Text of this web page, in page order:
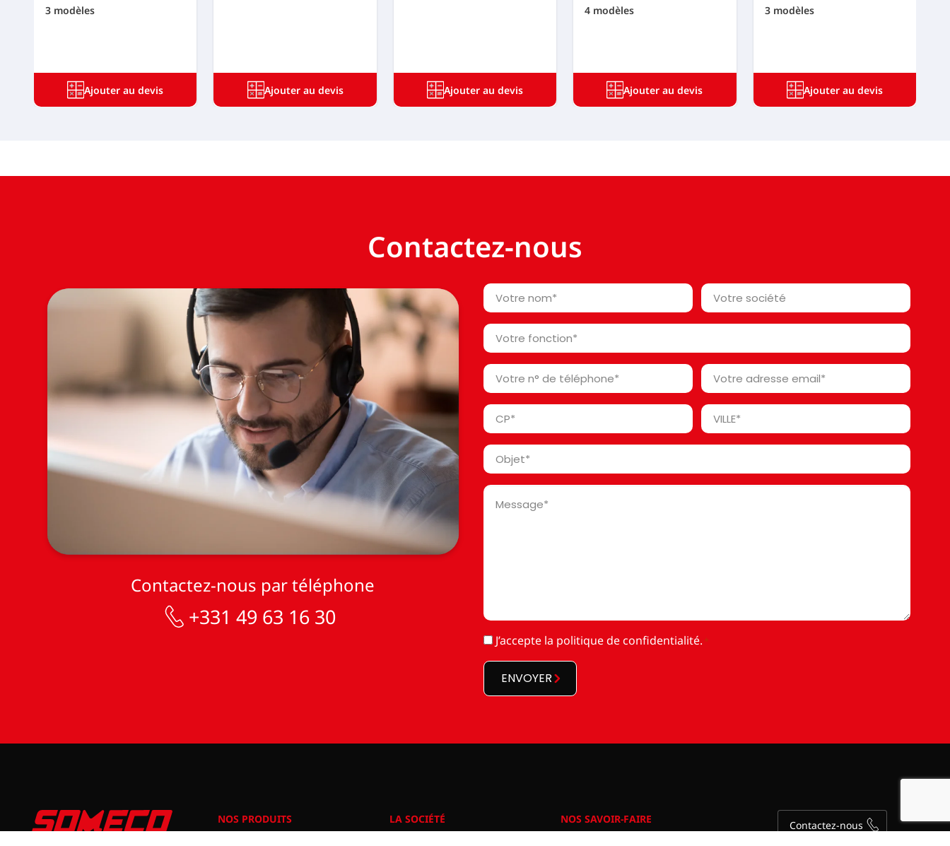
3 modèles
Ajouter au devis Ajouter au devis Ajouter au devis
4 modèles
Ajouter au devis
3 modèles
Ajouter au devis
Contactez-nous
Contactez-nous par téléphone
+331 49 63 16 30
Votre
nom
*
Votre
société*
*
Votre
fonction
*
Votre
n°
de
téléphone
Votre
adresse
email
Code
Postal
*
Ville
*
Objet
*
Message
RGPD
J’accepte la politique de confidentialité. *
ENVOYER
NOS PRODUITS LA SOCIÉTÉ NOS SAVOIR-FAIRE Contactez-nous